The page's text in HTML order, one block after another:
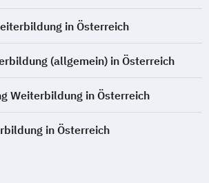
in Österreich
(allgemein) in Österreich
Weiterbildung in Österreich
in Österreich